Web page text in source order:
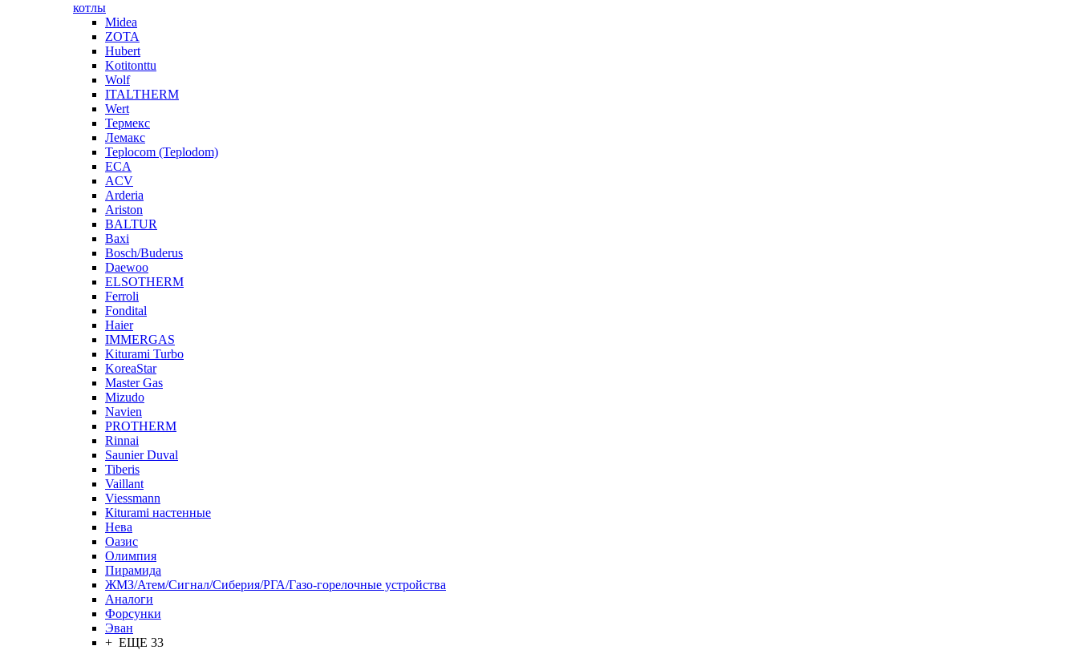
котлы
Midea
ZOTA
Hubert
Kotitonttu
Wolf
ITALTHERM
Wert
Термекс
Лемакс
Teplocom (Teplodom)
ECA
ACV
Arderia
Ariston
BALTUR
Baxi
Bosch/Buderus
Daewoo
ELSOTHERM
Ferroli
Fondital
Haier
IMMERGAS
Kiturami Turbo
KoreaStar
Master Gas
Mizudo
Navien
PROTHERM
Rinnai
Saunier Duval
Tiberis
Vaillant
Viessmann
Кiturami настенные
Нева
Оазис
Олимпия
Пирамида
ЖМЗ/Атем/Сигнал/Сиберия/РГА/Газо-горелочные устройства
Aналоги
Форсунки
Эван
+ ЕЩЕ 33